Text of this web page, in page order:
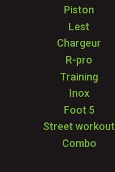
Piston
Lest
Chargeur
R-pro
Training
Inox
Foot 5
Street workout
Combo